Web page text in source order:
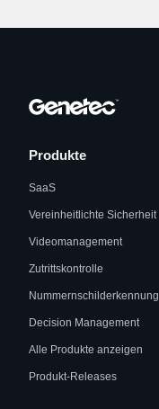
Produkte
SaaS
Vereinheitlichte Sicherheit
Videomanagement
Zutrittskontrolle
Nummernschilderkennung
Decision Management
Alle Produkte anzeigen
Produkt-Releases